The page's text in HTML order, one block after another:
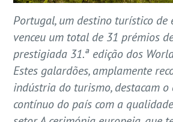
Portugal, um destino turístico de
venceu um total de 31 prémios
prestigiada 31.ª edição dos
Estes galardões, amplamente
indústria do turismo, destacam o
contínuo do país com a